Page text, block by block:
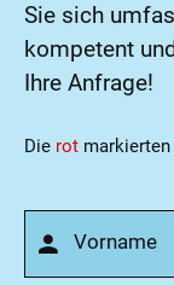
Sie sich
kompetent
Ihre Anfrage!
Die rot